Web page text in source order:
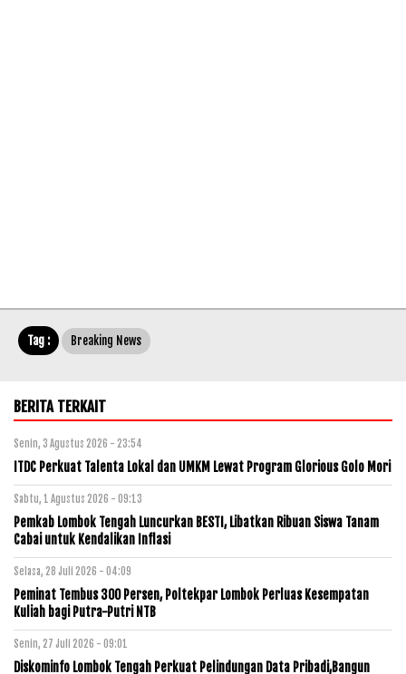
Tag : Breaking News
BERITA TERKAIT
Senin, 3 Agustus 2026 - 23:54
ITDC Perkuat Talenta Lokal dan UMKM Lewat Program Glorious Golo Mori
Sabtu, 1 Agustus 2026 - 09:13
Pemkab Lombok Tengah Luncurkan BESTI, Libatkan Ribuan Siswa Tanam
Cabai untuk Kendalikan Inflasi
Selasa, 28 Juli 2026 - 04:09
Peminat Tembus 300 Persen, Poltekpar Lombok Perluas Kesempatan
Kuliah bagi Putra-Putri NTB
Senin, 27 Juli 2026 - 09:01
Diskominfo Lombok Tengah Perkuat Pelindungan Data Pribadi,Bangun